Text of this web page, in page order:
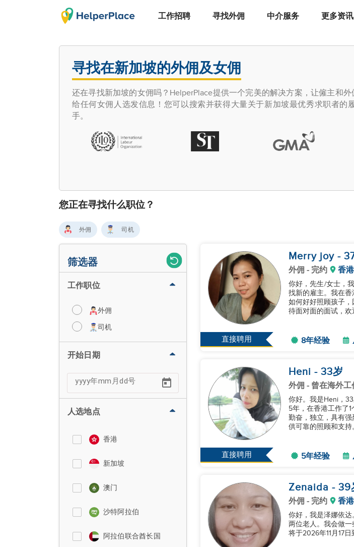
工作招聘 寻找外佣 中介服务 更多资讯
寻找在新加坡的外佣及女佣
还在寻找新加坡的女佣吗？HelperPlace提供一个完美的解决方案，让僱主和
给任何女佣人选发信息！您可以搜索并获得大量关于新加坡最优秀求职者的
手。
您正在寻找什么职位？
外佣 司机
筛选器
工作职位
外佣
司机
开始日期
人选地点
香港
新加坡
澳门
沙特阿拉伯
阿拉伯联合酋长国
直接聘用
Merry joy -
外佣 - 完约 香港
你好，先生/女士，
找新的雇主。我在
如何好好照顾孩子
待面对面的面试，欢
8年经验
直接聘用
Heni - 33岁
外佣 - 曾在海外工
你好。我是Heni，
5年，在香港工作了
勤奋，独立，具有
供可靠的照顾和支持
5年经验
Zenaida - 39
外佣 - 完约 香港
你好，我是泽娜依
两位老人。我会做
将于2026年11月17